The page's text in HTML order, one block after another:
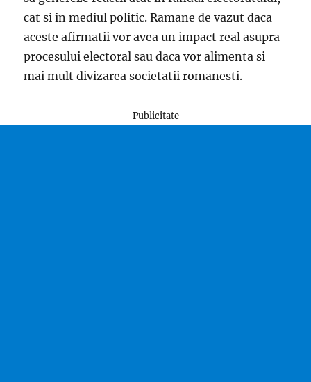
cat si in mediul politic. Ramane de vazut daca
aceste afirmatii vor avea un impact real asupra
procesului electoral sau daca vor alimenta si
mai mult divizarea societatii romanesti.
Publicitate